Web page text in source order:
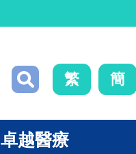
繁 簡
卓越醫療